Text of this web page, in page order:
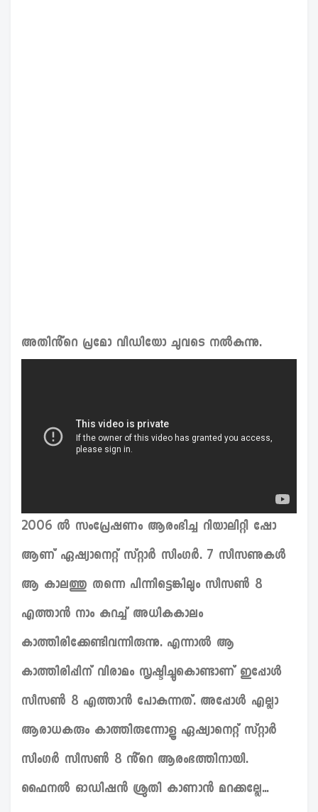
അതിൻ്റെ പ്രമോ വീഡിയോ ചുവടെ നൽകുന്നു.
2006 ൽ സംപ്രേഷണം ആരംഭിച്ച റിയാലിറ്റി ഷോ
ആണ് ഏഷ്യാനെറ്റ് സ്റ്റാർ സിംഗർ. 7 സീസണുകൾ
ആ കാലത്തു തന്നെ പിന്നിട്ടെങ്കിലും സീസൺ 8
എത്താൻ നാം കുറച്ച് അധികകാലം
കാത്തിരിക്കേണ്ടിവന്നിരുന്നു. എന്നാൽ ആ
കാത്തിരിപ്പിന് വിരാമം സൃഷ്ടിച്ചുകൊണ്ടാണ് ഇപ്പോൾ
സീസൺ 8 എത്താൻ പോകുന്നത്. അപ്പോൾ എല്ലാ
ആരാധകരും കാത്തിരുന്നോളൂ ഏഷ്യാനെറ്റ് സ്റ്റാർ
സിംഗർ സീസൺ 8 ൻ്റെ ആരംഭത്തിനായി.
ഫൈനൽ ഓഡിഷൻ ശ്രുതി കാണാൻ മറക്കല്ലേ...